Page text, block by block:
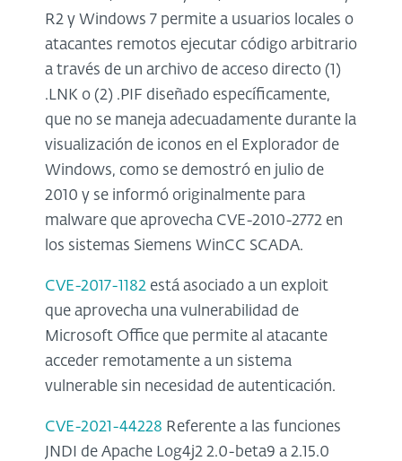
R2 y Windows 7 permite a usuarios locales o
atacantes remotos ejecutar código arbitrario
a través de un archivo de acceso directo (1)
.LNK o (2) .PIF diseñado específicamente,
que no se maneja adecuadamente durante la
visualización de iconos en el Explorador de
Windows, como se demostró en julio de
2010 y se informó originalmente para
malware que aprovecha CVE-2010-2772 en
los sistemas Siemens WinCC SCADA.
CVE-2017-1182 está asociado a un exploit
que aprovecha una vulnerabilidad de
Microsoft Office que permite al atacante
acceder remotamente a un sistema
vulnerable sin necesidad de autenticación.
CVE-2021-44228 Referente a las funciones
JNDI de Apache Log4j2 2.0-beta9 a 2.15.0